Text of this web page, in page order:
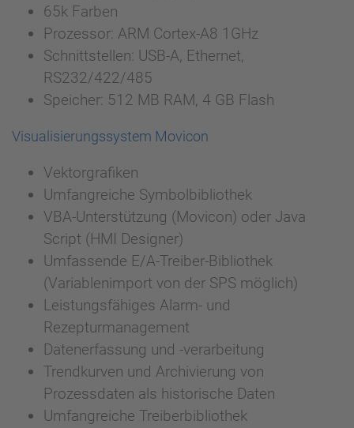
65k Farben
Prozessor: ARM Cortex-A8 1GHz
Schnittstellen: USB-A, Ethernet,
RS232/422/485
Speicher: 512 MB RAM, 4 GB Flash
Visualisierungssystem Movicon
Vektorgrafiken
Umfangreiche Symbolbibliothek
VBA-Unterstützung (Movicon) oder Java
Script (HMI Designer)
Umfassende E/A-Treiber-Bibliothek
(Variablenimport von der SPS möglich)
Leistungsfähiges Alarm- und
Rezepturmanagement
Datenerfassung und -verarbeitung
Trendkurven und Archivierung von
Prozessdaten als historische Daten
Umfangreiche Treiberbibliothek